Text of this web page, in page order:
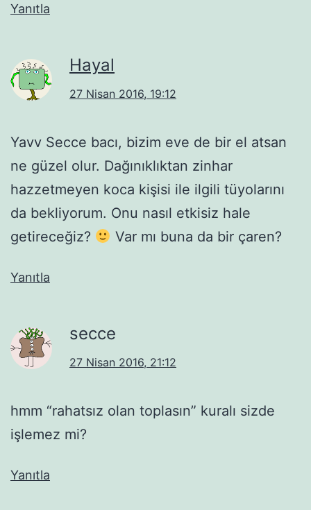
Yanıtla
Hayal
27 Nisan 2016, 19:12
Yavv Secce bacı, bizim eve de bir el atsan
ne güzel olur. Dağınıklıktan zinhar
hazzetmeyen koca kişisi ile ilgili tüyolarını
da bekliyorum. Onu nasıl etkisiz hale
getireceğiz?
Var mı buna da bir çaren?
Yanıtla
secce
27 Nisan 2016, 21:12
hmm “rahatsız olan toplasın” kuralı sizde
işlemez mi?
Yanıtla